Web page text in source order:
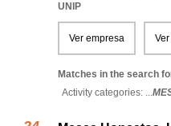
UNIP
Ver empresa
Matches in the search
Activity categories: ...